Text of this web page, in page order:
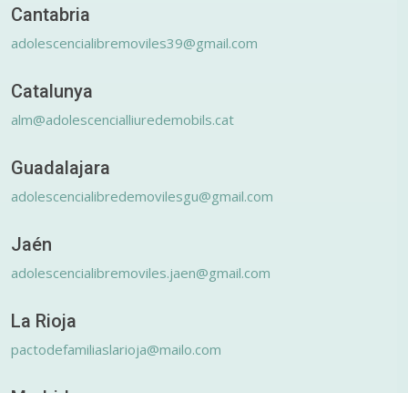
Cantabria
adolescencialibremoviles39@gmail.com
Catalunya
alm@adolescencialliuredemobils.cat
Guadalajara
adolescencialibredemovilesgu@gmail.com
Jaén
adolescencialibremoviles.jaen@gmail.com
La Rioja
pactodefamiliaslarioja@mailo.com